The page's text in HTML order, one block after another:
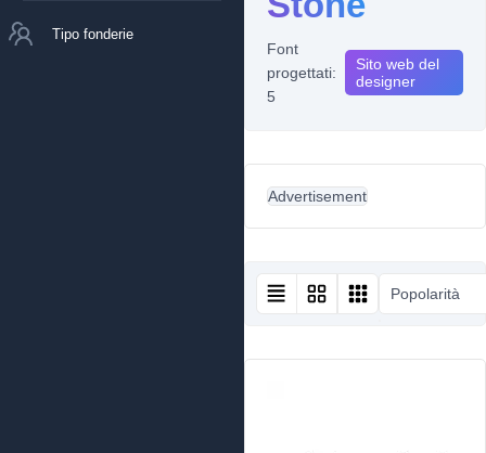
Tipo fonderie
Font
progettati:
5
Sito web del
designer
Advertisement
Popolarità